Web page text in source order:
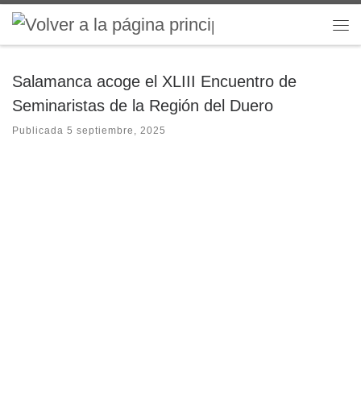
Saltar al contenido
Salamanca acoge el XLIII Encuentro de
Seminaristas de la Región del Duero
Publicada 5 septiembre, 2025